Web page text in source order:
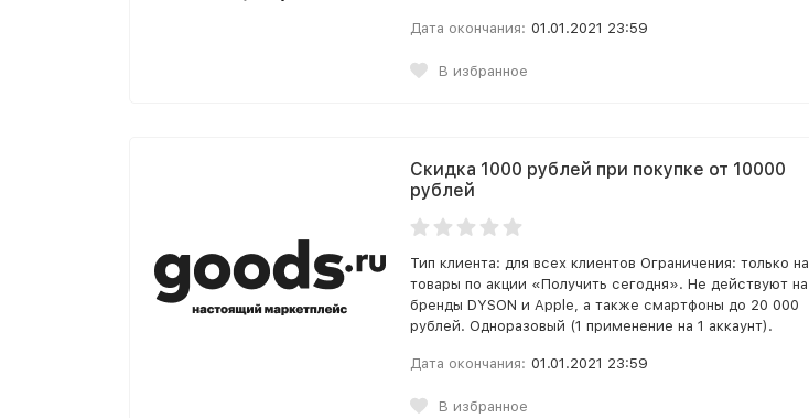
Дата окончания: 01.01.2021 23:59
В избранное
Скидка 1000 рублей при покупке от 10000
рублей
Тип клиента: для всех клиентов Ограничения: только на
товары по акции «Получить сегодня». Не действуют на
бренды DYSON и Apple, а также смартфоны до 20 000
рублей. Одноразовый (1 применение на 1 аккаунт).
Дата окончания: 01.01.2021 23:59
В избранное